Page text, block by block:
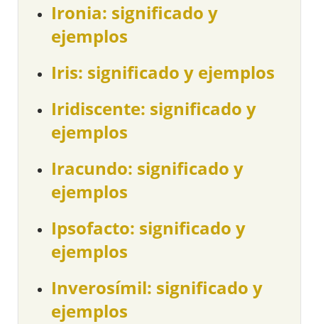
Ironia: significado y
ejemplos
Iris: significado y ejemplos
Iridiscente: significado y
ejemplos
Iracundo: significado y
ejemplos
Ipsofacto: significado y
ejemplos
Inverosímil: significado y
ejemplos